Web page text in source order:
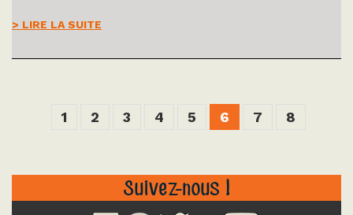
> LIRE LA SUITE
1 2 3 4 5 6 7 8
Suivez-nous !